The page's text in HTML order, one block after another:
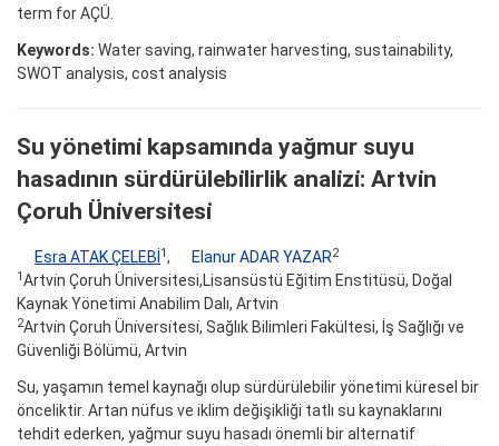
term for AÇÜ.
Keywords: Water saving, rainwater harvesting, sustainability,
SWOT analysis, cost analysis
Su yönetimı̇ kapsamında yağmur suyu
hasadının sürdürülebı̇lirlik analı̇zı̇: Artvı̇n
Çoruh Ünı̇versı̇tesı̇
Esra ATAK ÇELEBİ 1, Elanur ADAR YAZAR2
1Artvi̇n Çoruh Üniversitesi,Lisansüstü Eğitim Enstitüsü, Doğal
Kaynak Yönetimi Anabilim Dalı, Artvin
2Artvi̇n Çoruh Üni̇versi̇tesi̇, Sağlık Bilimleri Fakültesi, İş Sağlığı ve
Güvenliği Bölümü, Artvin
Su, yaşamın temel kaynağı olup sürdürülebilir yönetimi küresel bir
önceliktir. Artan nüfus ve iklim değişikliği tatlı su kaynaklarını
tehdit ederken, yağmur suyu hasadı önemli bir alternatif